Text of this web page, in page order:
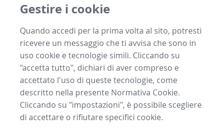
Gestire i cookie
Quando accedi per la prima volta al sito, potresti
ricevere un messaggio che ti avvisa che sono in
uso cookie e tecnologie simili. Cliccando su
"accetta tutto", dichiari di aver compreso e
accettato l'uso di queste tecnologie, come
descritto nella presente Normativa Cookie.
Cliccando su "impostazioni", è possibile scegliere
di accettare o rifiutare specifici cookie.